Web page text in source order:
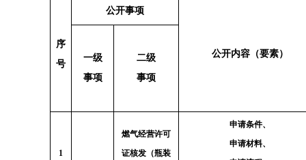
序
号
公开事项
公开内容（要素）
一级
事项
二级
事项
1
燃气经营许可
证核发（瓶装
申请条件、
申请材料、